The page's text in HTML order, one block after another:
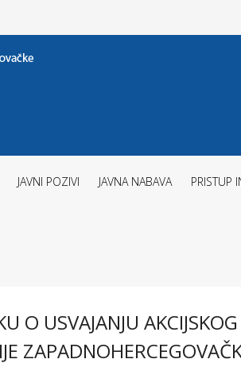
JAVNI POZIVI JAVNA NABAVA PRISTUP
O USVAJANJU